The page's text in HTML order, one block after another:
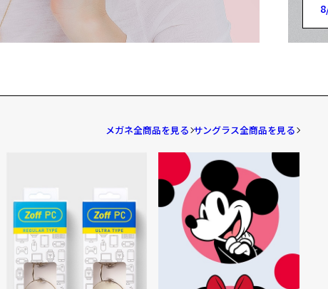
メガネ全商品を見る サングラス全商品を見る